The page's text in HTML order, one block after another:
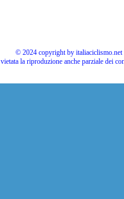
© 2024 copyright by
vietata la riproduzione anche parziale dei